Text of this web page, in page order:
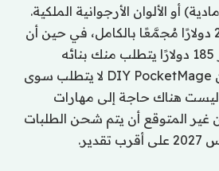
أو الألوان الأرجوانية الملكية.
يأتي الإصدار بسعر 235 دولارًا مُجمَّعًا بالكامل، في حين أن
الإصدار الأرخص بسعر 185 دولارًا يتطلب منك بنائه
بنفسك. ومع ذلك، فإن DIY PocketMage لا يتطلب سوى
هناك حاجة إلى مهارات
غير المتوقع أن يتم شحن الطلبات